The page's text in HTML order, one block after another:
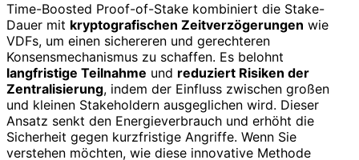
Time-Boosted Proof-of-Stake kombiniert die Stake-
Dauer mit kryptografischen Zeitverzögerungen wie
VDFs, um einen sichereren und gerechteren
Konsensmechanismus zu schaffen. Es belohnt
langfristige Teilnahme und reduziert Risiken der
Zentralisierung, indem der Einfluss zwischen großen
und kleinen Stakeholdern ausgeglichen wird. Dieser
Ansatz senkt den Energieverbrauch und erhöht die
Sicherheit gegen kurzfristige Angriffe. Wenn Sie
verstehen möchten, wie diese innovative Methode